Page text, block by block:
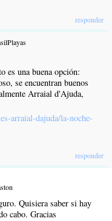
responder
es una buena opción:
se encuentran buenos
Arraial d'Ajuda,
arraial-dajuda/la-noche-
responder
Quisiera saber si hay
cabo. Gracias